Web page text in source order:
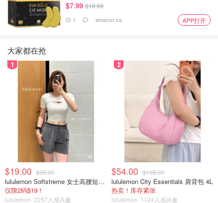
$7.99 $19.99
1 amazon.ca APP打开
大家都在抢
1
$19.00 $88.00
lululemon Softstreme 女士高腰短裤 10cm
仅限2码$19！
lululemon 2257人感兴趣
2
$54.00 $108.00
lululemon City Essentials 肩背包 4L
热卖！库存紧张
lululemon 1124人感兴趣